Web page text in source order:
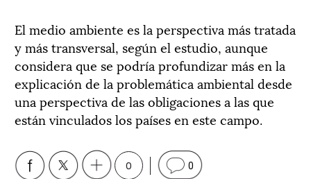
El medio ambiente es la perspectiva más tratada
y más transversal, según el estudio, aunque
considera que se podría profundizar más en la
explicación de la problemática ambiental desde
una perspectiva de las obligaciones a las que
están vinculados los países en este campo.
0 0